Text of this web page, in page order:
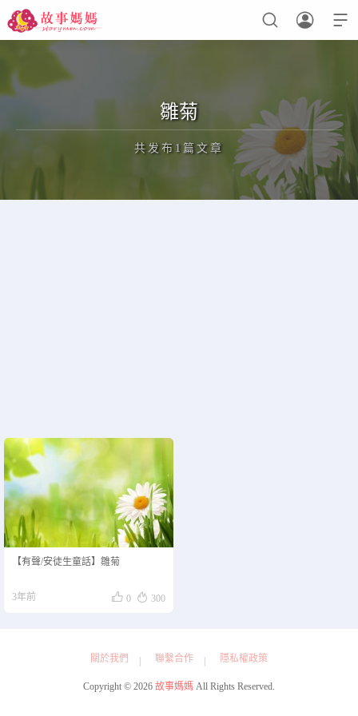



设置菜单
雛菊
共发布1篇文章
【有聲/安徒生童話】雛菊
3年前  0  300
關於我們 聯繫合作 隱私權政策
Copyright © 2026 故事媽媽 All Rights Reserved.